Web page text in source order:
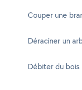
Couper une
Déraciner un
Débiter du bois